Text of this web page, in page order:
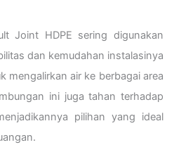
Joint HDPE sering digunakan
dan kemudahan instalasinya
mengalirkan air ke berbagai area
ini juga tahan terhadap
pilihan yang ideal